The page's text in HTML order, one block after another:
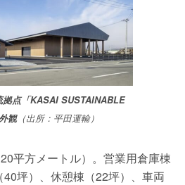
点「KASAI SUSTAINABLE
観（出所：平田運輸）
平方メートル）。営業用倉庫棟
40坪）、休憩棟（22坪）、車両